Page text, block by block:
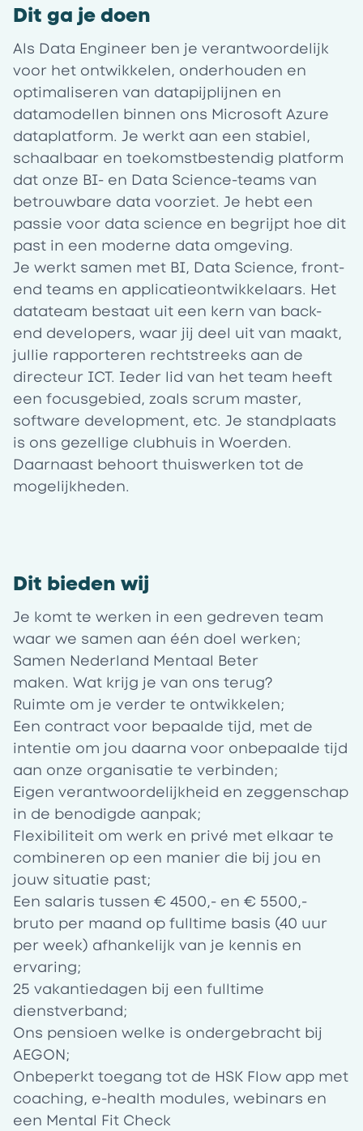
Dit ga je doen
Als Data Engineer ben je verantwoordelijk
voor het ontwikkelen, onderhouden en
optimaliseren van datapijplijnen en
datamodellen binnen ons Microsoft Azure
dataplatform. Je werkt aan een stabiel,
schaalbaar en toekomstbestendig platform
dat onze BI- en Data Science-teams van
betrouwbare data voorziet. Je hebt een
passie voor data science en begrijpt hoe dit
past in een moderne data omgeving.
Je werkt samen met BI, Data Science, front-
end teams en applicatieontwikkelaars. Het
datateam bestaat uit een kern van back-
end developers, waar jij deel uit van maakt,
jullie rapporteren rechtstreeks aan de
directeur ICT. Ieder lid van het team heeft
een focusgebied, zoals scrum master,
software development, etc. Je standplaats
is ons gezellige clubhuis in Woerden.
Daarnaast behoort thuiswerken tot de
mogelijkheden.
Dit bieden wij
Je komt te werken in een gedreven team
waar we samen aan één doel werken;
Samen Nederland Mentaal Beter
maken. Wat krijg je van ons terug?
Ruimte om je verder te ontwikkelen;
Een contract voor bepaalde tijd, met de
intentie om jou daarna voor onbepaalde tijd
aan onze organisatie te verbinden;
Eigen verantwoordelijkheid en zeggenschap
in de benodigde aanpak;
Flexibiliteit om werk en privé met elkaar te
combineren op een manier die bij jou en
jouw situatie past;
Een salaris tussen € 4500,- en € 5500,-
bruto per maand op fulltime basis (40 uur
per week) afhankelijk van je kennis en
ervaring;
25 vakantiedagen bij een fulltime
dienstverband;
Ons pensioen welke is ondergebracht bij
AEGON;
Onbeperkt toegang tot de HSK Flow app met
coaching, e-health modules, webinars en
een Mental Fit Check